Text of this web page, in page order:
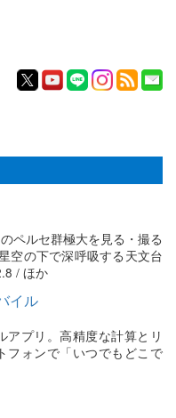
ペルセ群極大を見る・撮る
空の下で深呼吸する天文台
/ ほか
イル
アプリ。高精度な計算とリ
フォンで「いつでもどこで